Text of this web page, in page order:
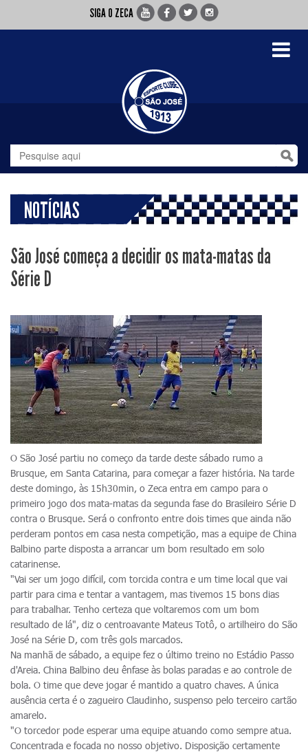
SIGA O ZECA
Toggle
NOTÍCIAS
São José começa a decidir os mata-matas da
Série D
O São José partiu no começo da tarde deste sábado rumo a
Brusque, em Santa Catarina, para começar a fazer história. Na tarde
deste domingo, às 15h30min, o Zeca entra em campo para o
primeiro jogo dos mata-matas da segunda fase do Brasileiro Série D
contra o Brusque. Será o confronto entre dois times que ainda não
perderam pontos em casa nesta competição, mas a equipe de China
Balbino parte disposta a arrancar um bom resultado em solo
catarinense.
"Vai ser um jogo difícil, com torcida contra e um time local que vai
partir para cima e tentar a vantagem, mas tivemos 15 bons dias
para trabalhar. Tenho certeza que voltaremos com um bom
resultado de lá", diz o centroavante Mateus Totô, o artilheiro do São
José na Série D, com três gols marcados.
Na manhã de sábado, a equipe fez o último treino no Estádio Passo
d'Areia. China Balbino deu ênfase às bolas paradas e ao controle de
bola. O time que deve jogar é mantido a quatro chaves. A única
ausência certa é o zagueiro Claudinho, suspenso pelo terceiro cartão
amarelo.
"O torcedor pode esperar uma equipe atuando como sempre atua.
Concentrada e focada no nosso objetivo. Disposição certamente